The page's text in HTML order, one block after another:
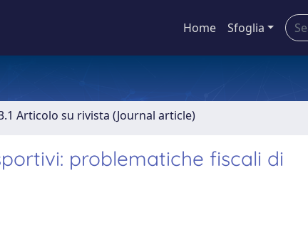
Home Sfoglia
Articolo su rivista (Journal article)
problematiche fiscali di